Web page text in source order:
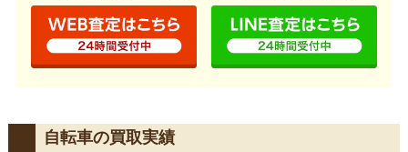
自転車の買取実績